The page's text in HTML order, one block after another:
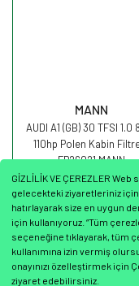
GİZLİLİK VE ÇEREZLER
gelecekteki ziyaretleriniz
hatırlayarak size en uygun
için kullanıyoruz. “Tüm
seçeneğine tıklayarak, tüm
kullanımına izin vermiş
onayınızı özelleştirmek için
ziyaret edebilirsiniz.
MANN
AUDI A1 (GB) 30 TFSI 1.0
110hp Polen Kabin
FP26021 MANN
1.020,00 TL